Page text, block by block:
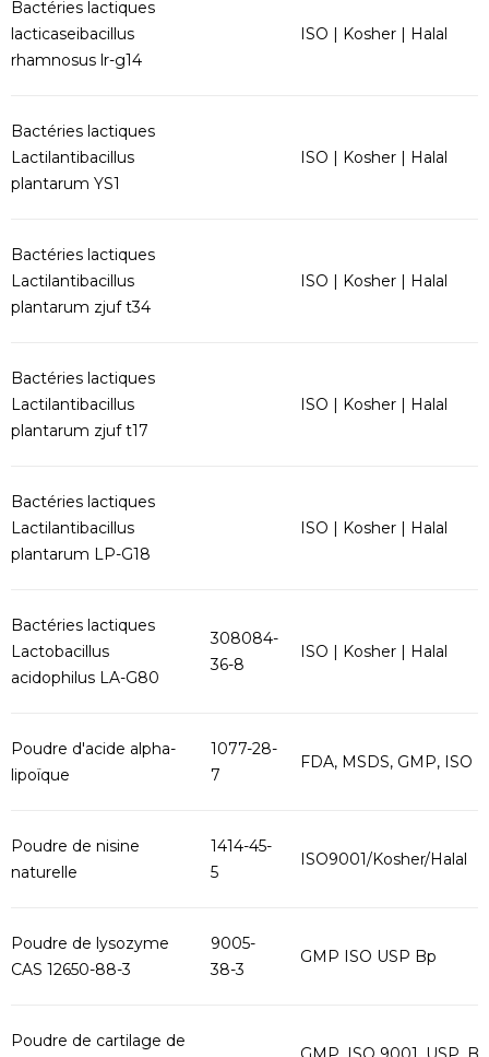
Bactéries lactiques
lacticaseibacillus
rhamnosus lr-g14
ISO | Kosher | Halal
Bactéries lactiques
Lactilantibacillus
plantarum YS1
ISO | Kosher | Halal
Bactéries lactiques
Lactilantibacillus
plantarum zjuf t34
ISO | Kosher | Halal
Bactéries lactiques
Lactilantibacillus
plantarum zjuf t17
ISO | Kosher | Halal
Bactéries lactiques
Lactilantibacillus
plantarum LP-G18
ISO | Kosher | Halal
Bactéries lactiques
Lactobacillus
acidophilus LA-G80
308084-
36-8
ISO | Kosher | Halal
Poudre d'acide alpha-
lipoïque
1077-28-
7
FDA, MSDS, GMP, ISO
Poudre de nisine
naturelle
1414-45-
5
ISO9001/Kosher/Halal
Poudre de lysozyme
CAS 12650-88-3
9005-
38-3
GMP ISO USP Bp
Poudre de cartilage de